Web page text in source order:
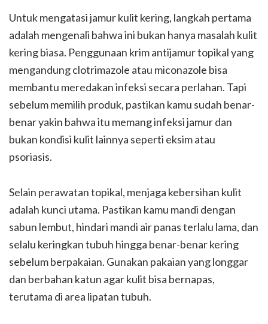
Untuk mengatasi jamur kulit kering, langkah pertama
adalah mengenali bahwa ini bukan hanya masalah kulit
kering biasa. Penggunaan krim antijamur topikal yang
mengandung clotrimazole atau miconazole bisa
membantu meredakan infeksi secara perlahan. Tapi
sebelum memilih produk, pastikan kamu sudah benar-
benar yakin bahwa itu memang infeksi jamur dan
bukan kondisi kulit lainnya seperti eksim atau
psoriasis.
Selain perawatan topikal, menjaga kebersihan kulit
adalah kunci utama. Pastikan kamu mandi dengan
sabun lembut, hindari mandi air panas terlalu lama, dan
selalu keringkan tubuh hingga benar-benar kering
sebelum berpakaian. Gunakan pakaian yang longgar
dan berbahan katun agar kulit bisa bernapas,
terutama di area lipatan tubuh.